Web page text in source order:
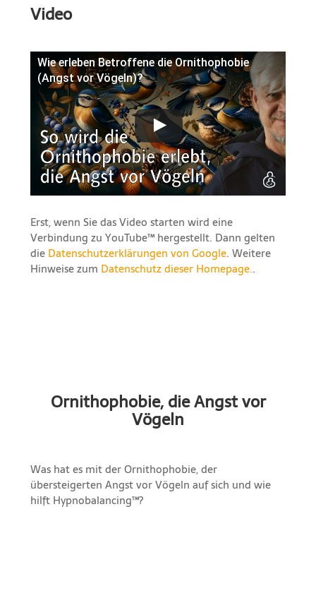
Video
Wie erleben Betroffene die Ornithophobie
(Angst vor Vögeln)?
Erst, wenn Sie das Video starten wird eine
Verbindung zu YouTube™ hergestellt. Dann gelten
die Datenschutzerklärungen von Google. Weitere
Hinweise zum Datenschutz dieser Homepage..
Ornithophobie, die Angst vor
Vögeln
Was hat es mit der Ornithophobie, der
übersteigerten Angst vor Vögeln auf sich und wie
hilft Hypnobalancing™?